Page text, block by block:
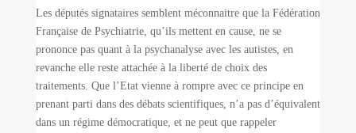
Les députés signataires semblent méconnaitre que la Fédération
Française de Psychiatrie, qu’ils mettent en cause, ne se
prononce pas quant à la psychanalyse avec les autistes, en
revanche elle reste attachée à la liberté de choix des
traitements. Que l’Etat vienne à rompre avec ce principe en
prenant parti dans des débats scientifiques, n’a pas d’équivalent
dans un régime démocratique, et ne peut que rappeler